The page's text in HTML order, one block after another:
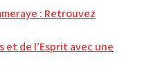
: Retrouvez
et de l’Esprit avec une